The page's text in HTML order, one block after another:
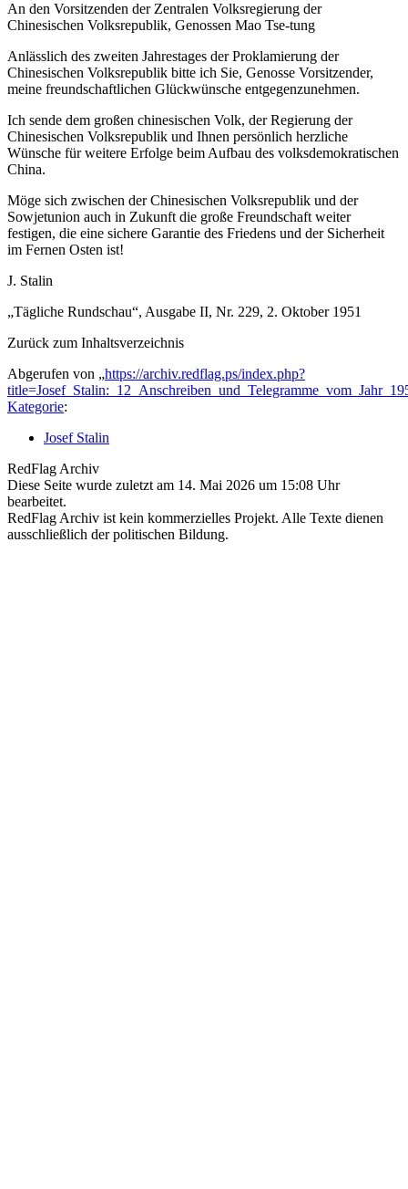
An den Vorsitzenden der Zentralen Volksregierung der
Chinesischen Volksrepublik, Genossen Mao Tse-tung
Anlässlich des zweiten Jahrestages der Proklamierung der
Chinesischen Volksrepublik bitte ich Sie, Genosse Vorsitzender,
meine freundschaftlichen Glückwünsche entgegenzunehmen.
Ich sende dem großen chinesischen Volk, der Regierung der
Chinesischen Volksrepublik und Ihnen persönlich herzliche
Wünsche für weitere Erfolge beim Aufbau des volksdemokratischen
China.
Möge sich zwischen der Chinesischen Volksrepublik und der
Sowjetunion auch in Zukunft die große Freundschaft weiter
festigen, die eine sichere Garantie des Friedens und der Sicherheit
im Fernen Osten ist!
J. Stalin
„Tägliche Rundschau“, Ausgabe II, Nr. 229, 2. Oktober 1951
Zurück zum Inhaltsverzeichnis
Abgerufen von „https://archiv.redflag.ps/index.php?
Kategorie:
Josef Stalin
RedFlag Archiv
Diese Seite wurde zuletzt am 14. Mai 2026 um 15:08 Uhr
bearbeitet.
RedFlag Archiv ist kein kommerzielles Projekt. Alle Texte dienen
ausschließlich der politischen Bildung.